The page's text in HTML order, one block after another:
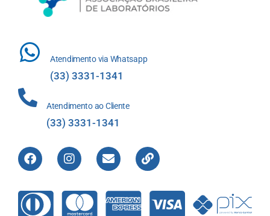
Atendimento via Whatsapp
(33) 3331-1341
Atendimento ao Cliente
(33) 3331-1341